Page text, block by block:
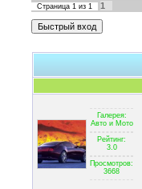
Страница 1 из 1 1
Галерея:
Авто и Мото
Рейтинг:
3.0
Просмотров:
3668